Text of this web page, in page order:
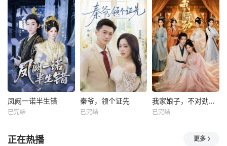
凤阙一诺半生错
已完结
秦爷，领个证先
已完结
我家娘子，不对劲第四季
已完结
正在热播 更多